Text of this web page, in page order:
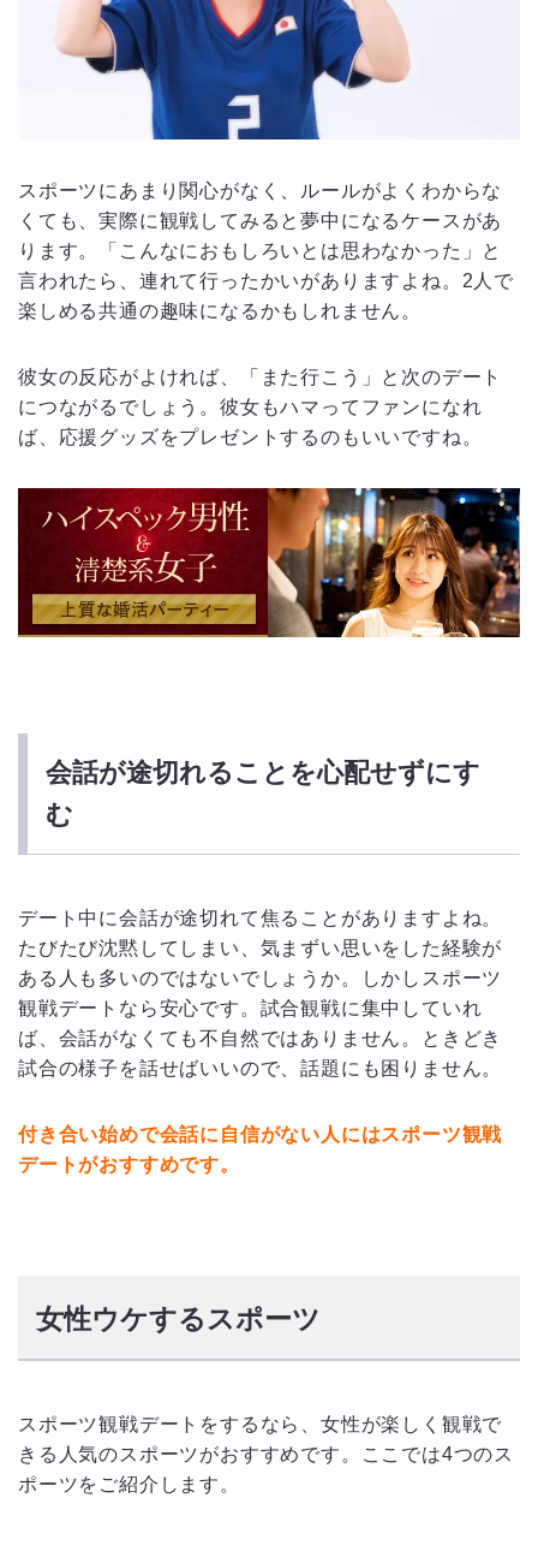
スポーツにあまり関心がなく、ルールがよくわからな
くても、実際に観戦してみると夢中になるケースがあ
ります。「こんなにおもしろいとは思わなかった」と
言われたら、連れて行ったかいがありますよね。2人で
楽しめる共通の趣味になるかもしれません。
彼女の反応がよければ、「また行こう」と次のデート
につながるでしょう。彼女もハマってファンになれ
ば、応援グッズをプレゼントするのもいいですね。
会話が途切れることを心配せずにす
む
デート中に会話が途切れて焦ることがありますよね。
たびたび沈黙してしまい、気まずい思いをした経験が
ある人も多いのではないでしょうか。しかしスポーツ
観戦デートなら安心です。試合観戦に集中していれ
ば、会話がなくても不自然ではありません。ときどき
試合の様子を話せばいいので、話題にも困りません。
付き合い始めで会話に自信がない人にはスポーツ観戦
デートがおすすめです。
女性ウケするスポーツ
スポーツ観戦デートをするなら、女性が楽しく観戦で
きる人気のスポーツがおすすめです。ここでは4つのス
ポーツをご紹介します。